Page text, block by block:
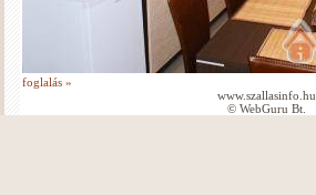
foglalás »
www.szallasinfo.hu
© WebGuru Bt.